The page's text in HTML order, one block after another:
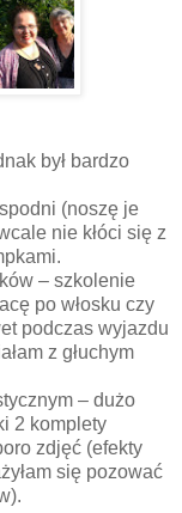
był bardzo
(noszę je
nie kłóci się z
– szkolenie
po włosku czy
podczas wyjazdu
z głuchym
– dużo
2 komplety
zdjęć (efekty
się pozować